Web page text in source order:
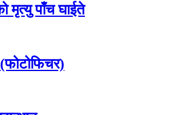
मृत्यु पाँच घाईते